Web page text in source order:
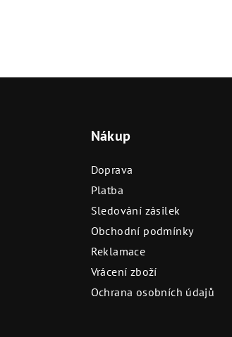
Nákup
Doprava
Platba
Sledování zásilek
Obchodní podmínky
Reklamace
Vrácení zboží
Ochrana osobních údajů